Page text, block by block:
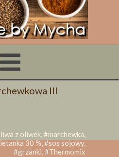
z oliwek, #marchewka,
30 %, #sos sojowy,
#grzanki, #Thermomix
III